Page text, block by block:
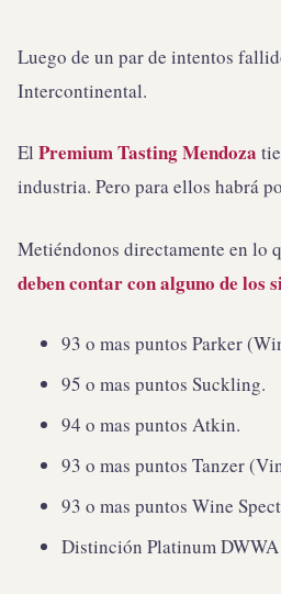
Luego de un par de intentos
Intercontinental.
El Premium Tasting Mendoza
industria. Pero para ellos habrá
Metiéndonos directamente en lo
deben contar con alguno de los
93 o mas puntos Parker
95 o mas puntos Suckling.
94 o mas puntos Atkin.
93 o mas puntos Tanzer
93 o mas puntos Wine
Distinción Platinum